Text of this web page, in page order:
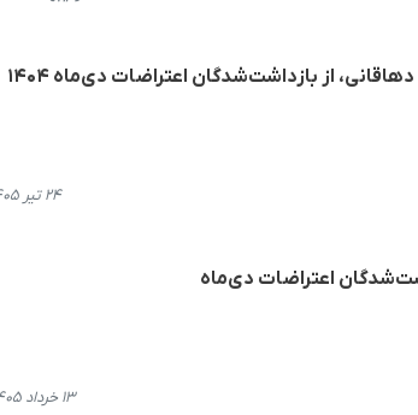
از بازداشت‌شدگان اعتراضات دی‌ماه ۱۴۰۴
۲۴ تیر ۱۴۰۵، ۱۰:۵۱
اعتراضات دی‌ماه
۱۳ خرداد ۱۴۰۵، ۱۱:۵۴